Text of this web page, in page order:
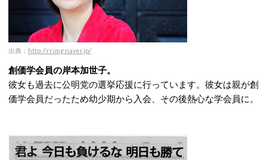
出典： http://rr.img.naver.jp/
創価学会員の岸本加世子。
彼女も過去に公明党の選挙応援に行っています。彼女は親が創
価学会員だったため幼少期から入会、その後熱心な学会員に。